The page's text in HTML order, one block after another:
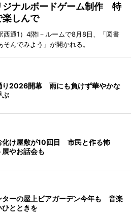
ジナルボードゲーム制作 特
楽しんで
西通1）4階I－ルームで8月8日、「図書
んでみよう」が開かれる。
り2026開幕 雨にも負けず華やかな
ぶ
化け屋敷が10回目 市民と作る怖
やお話会も
ターの屋上ビアガーデン今年も 音楽
ひとときを